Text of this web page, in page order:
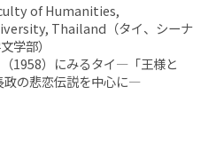
of Humanities,
Thailand（タイ、シーナ
学部）
1958）にみるタイ―「王様と
政の悲恋伝説を中心に―